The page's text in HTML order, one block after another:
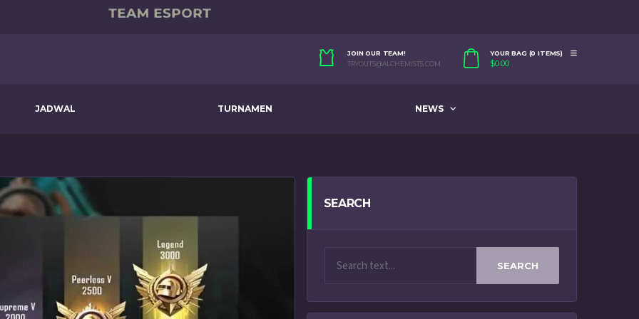
JOIN OUR TEAM!
TRYOUTS@ALCHEMISTS.COM
YOUR BAG (0 ITEMS)
$0.00
JADWAL TURNAMEN NEWS
SEARCH
SEARCH